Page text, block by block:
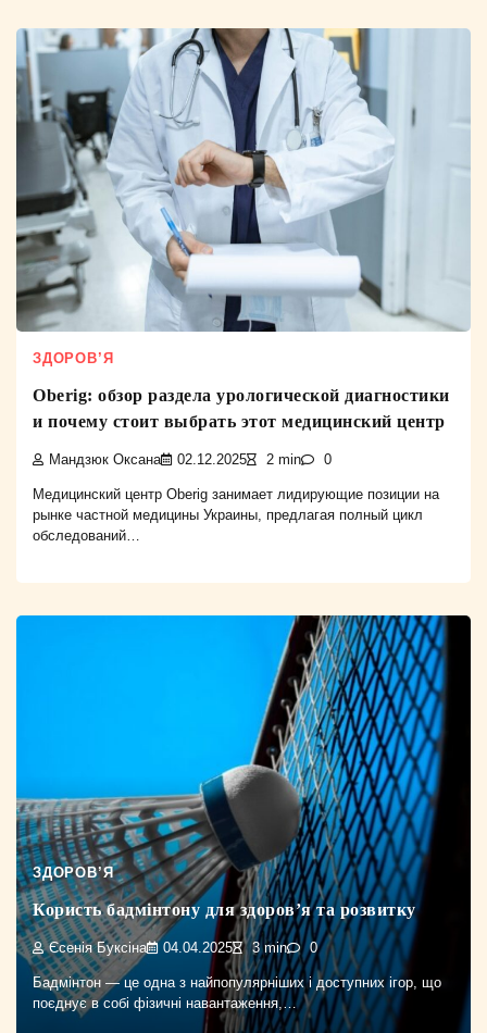
ЗДОРОВ’Я
Oberig: обзор раздела урологической диагностики
и почему стоит выбрать этот медицинский центр
Мандзюк Оксана 02.12.2025 2 min 0
Медицинский центр Oberig занимает лидирующие позиции на
рынке частной медицины Украины, предлагая полный цикл
обследований…
ЗДОРОВ’Я
Користь бадмінтону для здоров’я та розвитку
Єсенія Буксіна 04.04.2025 3 min 0
Бадмінтон — це одна з найпопулярніших і доступних ігор, що
поєднує в собі фізичні навантаження,…